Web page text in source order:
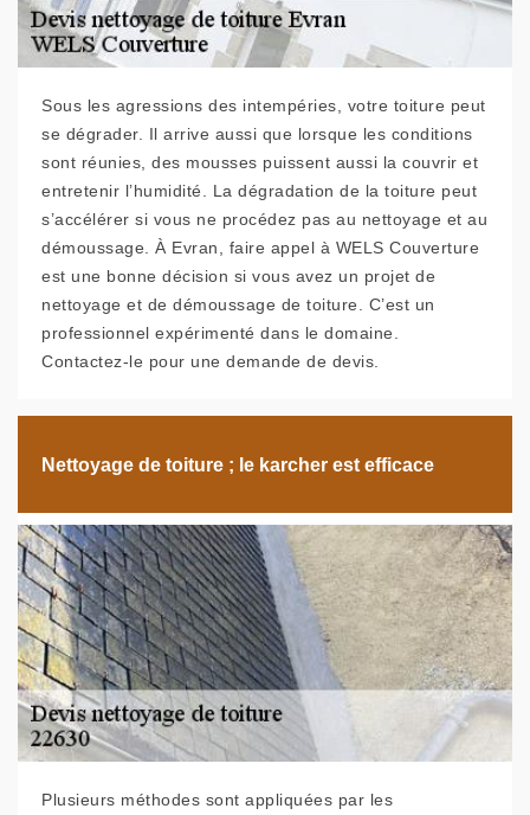
Sous les agressions des intempéries, votre toiture peut
se dégrader. Il arrive aussi que lorsque les conditions
sont réunies, des mousses puissent aussi la couvrir et
entretenir l’humidité. La dégradation de la toiture peut
s’accélérer si vous ne procédez pas au nettoyage et au
démoussage. À Evran, faire appel à WELS Couverture
est une bonne décision si vous avez un projet de
nettoyage et de démoussage de toiture. C’est un
professionnel expérimenté dans le domaine.
Contactez-le pour une demande de devis.
Nettoyage de toiture ; le karcher est efficace
Plusieurs méthodes sont appliquées par les